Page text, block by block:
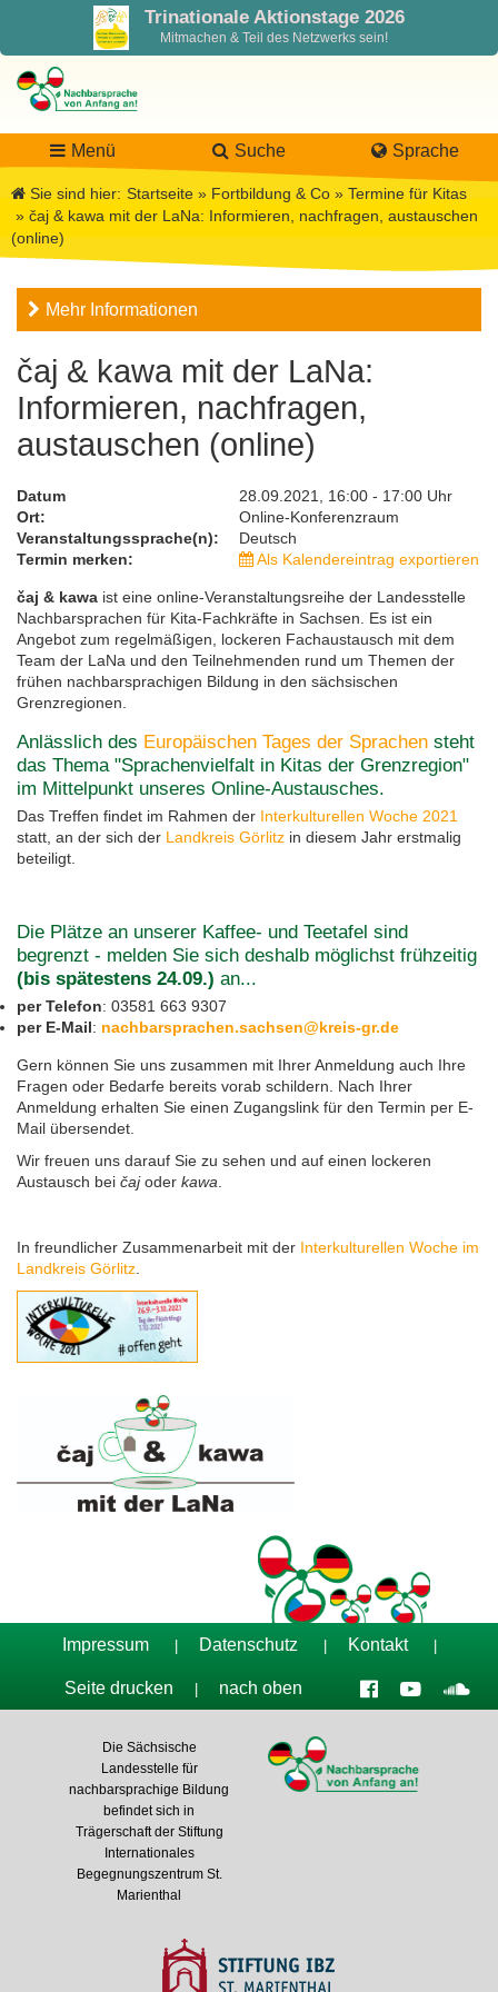
Trinationale Aktionstage 2026
Mitmachen & Teil des Netzwerks sein!
Menü Suche Sprache
LaNa
Unser Leitbild
DPJW Zentralstelle
Kontakt
Blog LaNa
Newsletter
Feste, Feiertage, Schulferien
Ausschreibungen
Förderung
Materialien
Wegweiser NiKiS
Elternratgeber
Serie Biedronka, Maus & Žába
Wanderausstellung
Interreg SN-CZ 2021-2026
Interreg BB-PL 2021-2027
Interreg PLSN 2014-2020
Aktionstage
Aktionslandkarte
Mitwirkung anmelden
Übersicht Mitwirkende
Öffentlichkeitsarbeit
Aktionstage 2025
Aktionstage 2024
Tag der Nachbarsprachen 2023
Sie sind hier: Startseite » Fortbildung & Co » Termine für Kitas
» čaj & kawa mit der LaNa: Informieren, nachfragen, austauschen
(online)
Mehr Informationen
čaj & kawa mit der LaNa:
Informieren, nachfragen,
austauschen (online)
Datum
28.09.2021, 16:00 - 17:00 Uhr
Ort:
Online-Konferenzraum
Veranstaltungssprache(n):
Deutsch
Termin merken:
Als Kalendereintrag exportieren
čaj & kawa ist eine online-Veranstaltungsreihe der Landesstelle
Nachbarsprachen für Kita-Fachkräfte in Sachsen. Es ist ein
Angebot zum regelmäßigen, lockeren Fachaustausch mit dem
Team der LaNa und den Teilnehmenden rund um Themen der
frühen nachbarsprachigen Bildung in den sächsischen
Grenzregionen.
Anlässlich des Europäischen Tages der Sprachen steht
das Thema "Sprachenvielfalt in Kitas der Grenzregion"
im Mittelpunkt unseres Online-Austausches.
Das Treffen findet im Rahmen der Interkulturellen Woche 2021
statt, an der sich der Landkreis Görlitz in diesem Jahr erstmalig
beteiligt.
Die Plätze an unserer Kaffee- und Teetafel sind
begrenzt - melden Sie sich deshalb möglichst frühzeitig
(bis spätestens 24.09.) an...
per Telefon: 03581 663 9307
per E-Mail: nachbarsprachen.sachsen@kreis-gr.de
Gern können Sie uns zusammen mit Ihrer Anmeldung auch Ihre
Fragen oder Bedarfe bereits vorab schildern. Nach Ihrer
Anmeldung erhalten Sie einen Zugangslink für den Termin per E-
Mail übersendet.
Wir freuen uns darauf Sie zu sehen und auf einen lockeren
Austausch bei čajoder kawa
In freundlicher Zusammenarbeit mit der Interkulturellen Woche im
Landkreis Görlitz
Impressum Datenschutz Kontakt
Seite drucken nach oben
Die Sächsische
Landesstelle für
nachbarsprachige Bildung
befindet sich in
Trägerschaft der Stiftung
Internationales
Begegnungszentrum St.
Marienthal